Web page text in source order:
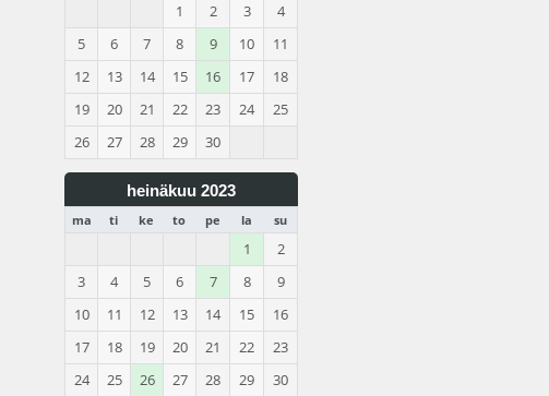
1 2 3
4
5
6 7 8 9 10
11
12
13 14 15 16 17
18
19
20 21 22 23 24
25
26
27 28 29 30
heinäkuu 2023
ma ti ke to pe la su
1
2
3
4 5 6 7 8
9
10
11 12 13 14 15
16
17
18 19 20 21 22
23
24
25 26 27 28 29 30